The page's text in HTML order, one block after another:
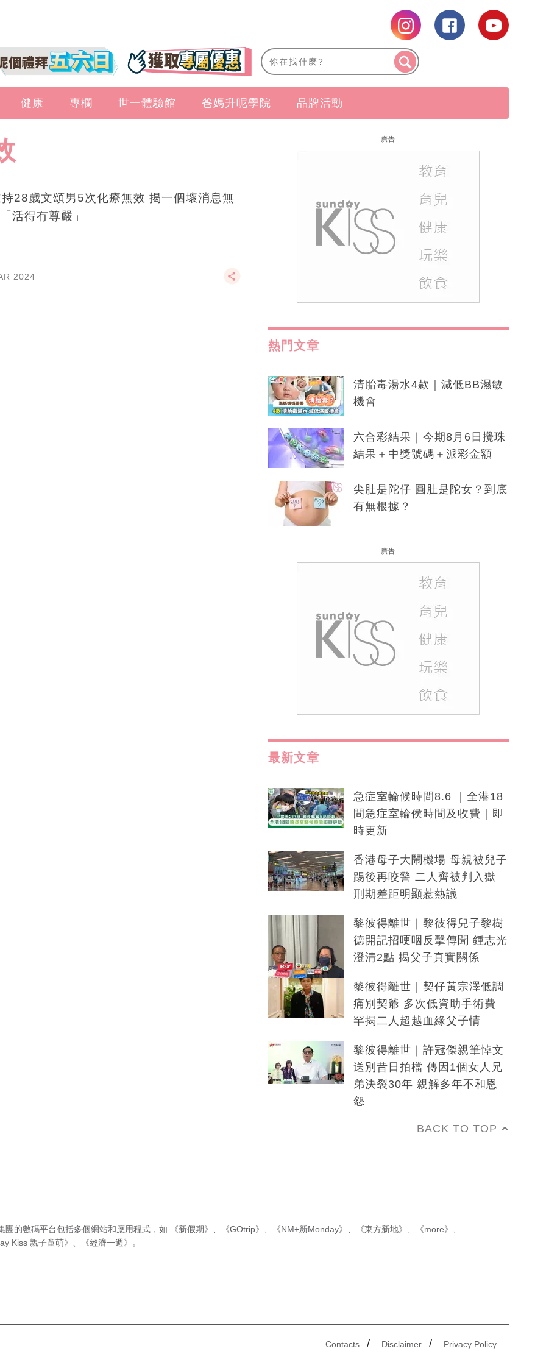
健康 專欄 世一體驗館 爸媽升呢學院 品牌活動
28歲文頌男5次化療無效 揭一個壞消息無
活得冇尊嚴」
2024
廣告
熱門文章
清胎毒湯水4款｜減低BB濕敏
機會
六合彩結果｜今期8月6日攪珠
結果＋中獎號碼＋派彩金額
尖肚是陀仔 圓肚是陀女？到底
有無根據？
廣告
最新文章
急症室輪候時間8.6 ｜全港18
間急症室輪侯時間及收費｜即
時更新
香港母子大鬧機場 母親被兒子
踢後再咬警 二人齊被判入獄
刑期差距明顯惹熱議
黎彼得離世｜黎彼得兒子黎樹
德開記招哽咽反擊傳聞 鍾志光
澄清2點 揭父子真實關係
黎彼得離世｜契仔黃宗澤低調
痛別契爺 多次低資助手術費
罕揭二人超越血緣父子情
黎彼得離世｜許冠傑親筆悼文
送別昔日拍檔 傳因1個女人兄
弟決裂30年 親解多年不和恩
怨
BACK TO TOP
團的數碼平台包括多個網站和應用程式，如 《新假期》 《GOtrip》 《NM+新Monday》 《東方新地》 《more》
Kiss 親子童萌》
《經濟一週》 。
Contacts / Disclaimer / Privacy Policy